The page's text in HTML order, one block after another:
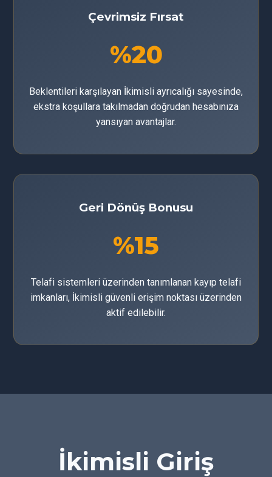
Çevrimsiz Fırsat
%20
Beklentileri karşılayan İkimisli ayrıcalığı sayesinde,
ekstra koşullara takılmadan doğrudan hesabınıza
yansıyan avantajlar.
Geri Dönüş Bonusu
%15
Telafi sistemleri üzerinden tanımlanan kayıp telafi
imkanları, İkimisli güvenli erişim noktası üzerinden
aktif edilebilir.
İkimisli Giriş